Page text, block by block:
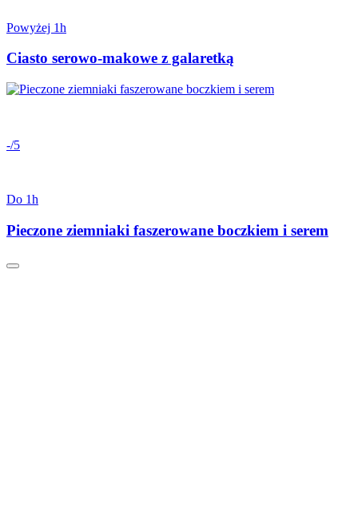
Powyżej 1h
Ciasto serowo-makowe z galaretką
-/5
Do 1h
Pieczone ziemniaki faszerowane boczkiem i serem